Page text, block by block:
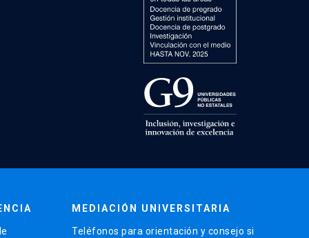
MEDIACIÓN UNIVERSITARIA
Teléfonos para orientación y consejo si